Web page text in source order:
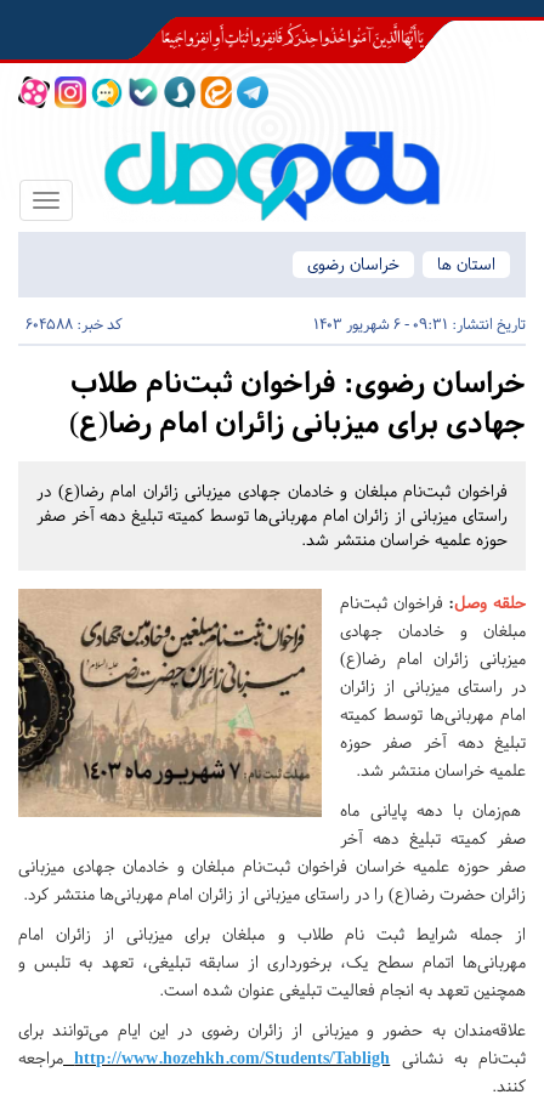
Toggle
استان ها
خراسان رضوی
تاریخ انتشار: 09:31 - 6 شهریور 1403 کد خبر: 604588
خراسان رضوی: فراخوان ثبت‌نام طلاب
جهادی برای میزبانی زائران امام رضا(ع)
فراخوان ثبت‌نام مبلغان و خادمان جهادی میزبانی زائران امام رضا(ع) در
راستای میزبانی از زائران امام مهربانی‌ها توسط کمیته تبلیغ دهه آخر صفر
حوزه علمیه خراسان منتشر شد.
حلقه وصل: فراخوان ثبت‌نام
مبلغان و خادمان جهادی
میزبانی زائران امام رضا(ع)
در راستای میزبانی از زائران
امام مهربانی‌ها توسط کمیته
تبلیغ دهه آخر صفر حوزه
علمیه خراسان منتشر شد.
هم‌زمان با دهه پایانی ماه
صفر کمیته تبلیغ دهه آخر
صفر حوزه علمیه خراسان فراخوان ثبت‌نام مبلغان و خادمان جهادی میزبانی
زائران حضرت رضا(ع) را در راستای میزبانی از زائران امام مهربانی‌ها منتشر کرد.
از جمله شرایط ثبت نام طلاب و مبلغان برای میزبانی از زائران امام
مهربانی‌ها اتمام سطح یک، برخورداری از سابقه تبلیغی، تعهد به تلبس و
همچنین تعهد به انجام فعالیت تبلیغی عنوان شده است.
علاقه‌مندان به حضور و میزبانی از زائران رضوی در این ایام می‌توانند برای
ثبت‌نام به نشانی http://www.hozehkh.com/Students/Tabligh مراجعه
کنند.